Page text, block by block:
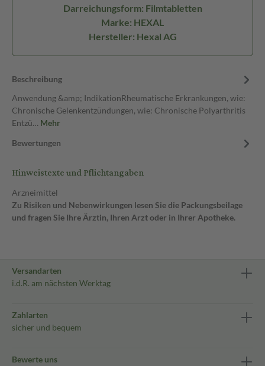
Darreichungsform: Filmtabletten
Marke: HEXAL
Hersteller: Hexal AG
Beschreibung
Anwendung &amp; IndikationRheumatische Erkrankungen, wie:
Chronische Gelenkentzündungen, wie: Chronische Polyarthritis
Entzü… Mehr
Bewertungen
Hinweistexte und Pflichtangaben
Arzneimittel
Zu Risiken und Nebenwirkungen lesen Sie die Packungsbeilage
und fragen Sie Ihre Ärztin, Ihren Arzt oder in Ihrer Apotheke.
Versandarten
i.d.R. am nächsten Werktag
Zahlarten
sicher und bequem
Bewerte uns